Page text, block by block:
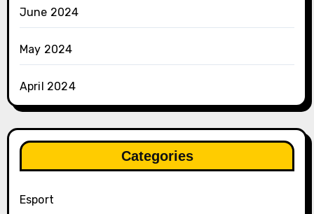
June 2024
May 2024
April 2024
Categories
Esport